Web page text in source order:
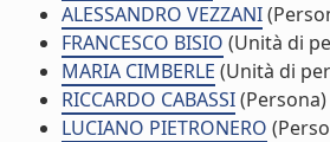
ALESSANDRO VEZZANI
FRANCESCO BISIO (Unità di
MARIA CIMBERLE (Unità di
RICCARDO CABASSI(Persona)
LUCIANO PIETRONERO